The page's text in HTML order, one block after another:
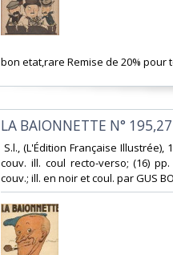
‎bon etat,rare Remise de 20%
‎LA BAIONNETTE N°
S.l., (L'Édition Française
couv. ill. coul recto-verso; (16)
couv.; ill. en noir et coul. par GUS